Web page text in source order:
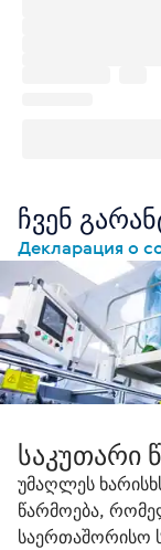
ჩვენ
Декларация о
საკუთარი
უმაღლეს
წარმოება,
საერთაშორისო